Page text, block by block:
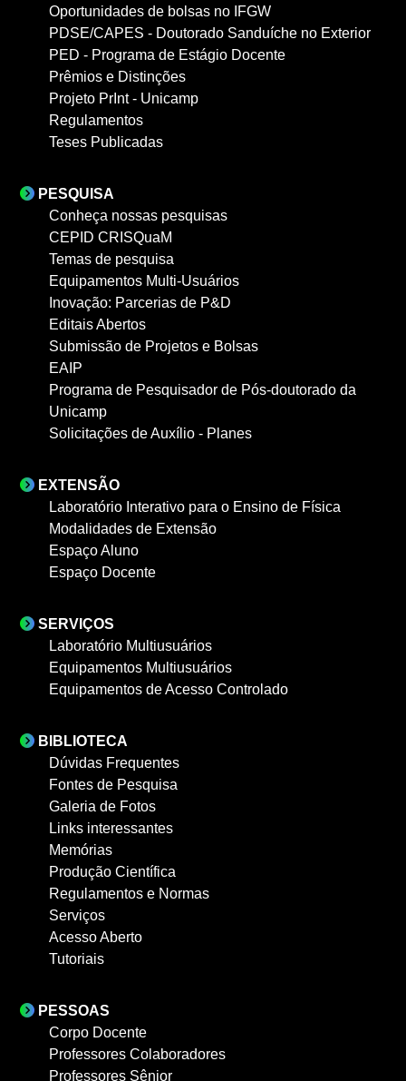
Oportunidades de bolsas no IFGW
PDSE/CAPES - Doutorado Sanduíche no Exterior
PED - Programa de Estágio Docente
Prêmios e Distinções
Projeto PrInt - Unicamp
Regulamentos
Teses Publicadas
PESQUISA
Conheça nossas pesquisas
CEPID CRISQuaM
Temas de pesquisa
Equipamentos Multi-Usuários
Inovação: Parcerias de P&D
Editais Abertos
Submissão de Projetos e Bolsas
EAIP
Programa de Pesquisador de Pós-doutorado da
Unicamp
Solicitações de Auxílio - Planes
EXTENSÃO
Laboratório Interativo para o Ensino de Física
Modalidades de Extensão
Espaço Aluno
Espaço Docente
SERVIÇOS
Laboratório Multiusuários
Equipamentos Multiusuários
Equipamentos de Acesso Controlado
BIBLIOTECA
Dúvidas Frequentes
Fontes de Pesquisa
Galeria de Fotos
Links interessantes
Memórias
Produção Científica
Regulamentos e Normas
Serviços
Acesso Aberto
Tutoriais
PESSOAS
Corpo Docente
Professores Colaboradores
Professores Sênior